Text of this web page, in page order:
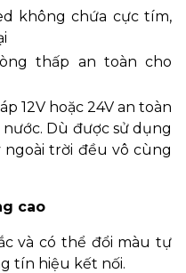
không chứa cực tím,
thấp an toàn cho
12V hoặc 24V an toàn
Dù được sử dụng
trời đều vô cùng
cao
và có thể đổi màu tự
tín hiệu kết nối.